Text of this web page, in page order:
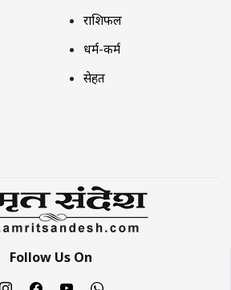
राशिफल
धर्म-कर्म
सेहत
Follow Us On